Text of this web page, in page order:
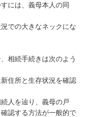
には、義母本人の同
での大きなネックにな
相続手続きは次のよう
住所と生存状況を確認
人を辿り、義母の戸
認する方法が一般的で